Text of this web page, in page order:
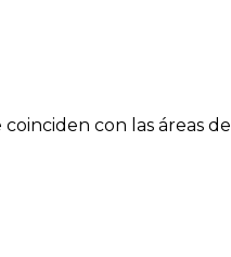
con las áreas de